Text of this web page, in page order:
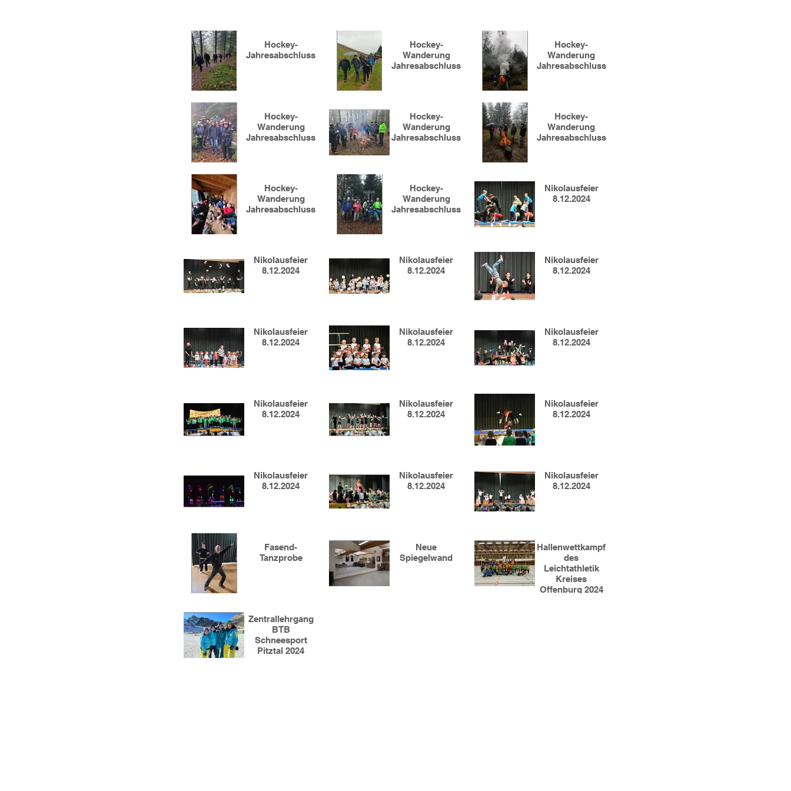
Hockey-
Jahresabschluss
Hockey-
Wanderung
Jahresabschluss
Hockey-
Wanderung
Jahresabschluss
Hockey-
Wanderung
Jahresabschluss
Hockey-
Wanderung
Jahresabschluss
Hockey-
Wanderung
Jahresabschluss
Hockey-
Wanderung
Jahresabschluss
Hockey-
Wanderung
Jahresabschluss
Nikolausfeier
8.12.2024
Nikolausfeier
8.12.2024
Nikolausfeier
8.12.2024
Nikolausfeier
8.12.2024
Nikolausfeier
8.12.2024
Nikolausfeier
8.12.2024
Nikolausfeier
8.12.2024
Nikolausfeier
8.12.2024
Nikolausfeier
8.12.2024
Nikolausfeier
8.12.2024
Nikolausfeier
8.12.2024
Nikolausfeier
8.12.2024
Nikolausfeier
8.12.2024
Fasend-
Tanzprobe
Neue
Spiegelwand
Hallenwettkampf
des
Leichtathletik
Kreises
Offenburg 2024
Zentrallehrgang
BTB
Schneesport
Pitztal 2024